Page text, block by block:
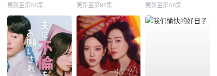
更新至第06集 更新至第95集 更新至第06集